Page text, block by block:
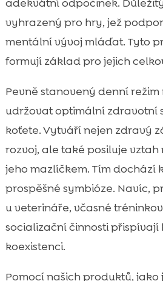
vyhrazený pro hry, jež
mentální vývoj mláďat. Tyto
formují základ pro jejich
Pevně stanovený denní
udržovat optimální zdravotní
koťete. Vytváří nejen zdravý
rozvoj, ale také posiluje vztah
jeho mazlíčkem. Tím dochází
prospěšné symbióze. Navíc,
u veterináře, včasné
socializační činnosti přispívají
koexistenci.
Pomocí našich produktů, jako